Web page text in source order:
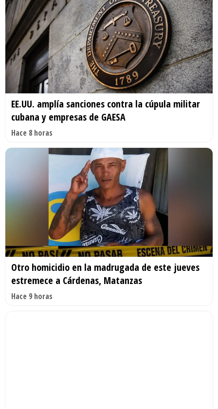
EE.UU. amplía sanciones contra la cúpula militar
cubana y empresas de GAESA
Hace 8 horas
Otro homicidio en la madrugada de este jueves
estremece a Cárdenas, Matanzas
Hace 9 horas